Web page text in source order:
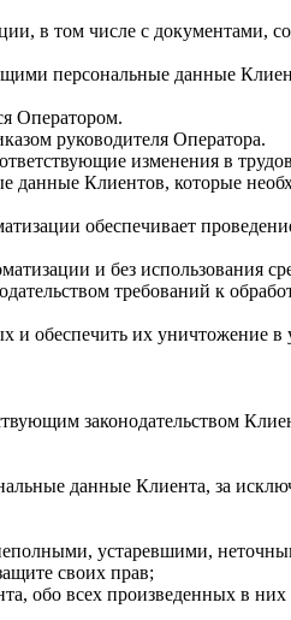
в том числе с документами,
персональные данные
Оператором.
руководителя Оператора.
изменения в
данные Клиентов, которые
обеспечивает
и без использования
требований к
и обеспечить их уничтожение в
законодательством
данные Клиента, за
устаревшими,
своих прав;
обо всех произведенных в